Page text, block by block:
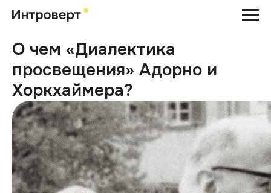
О чем «Диалектика
просвещения» Адорно и
Хоркхаймера?